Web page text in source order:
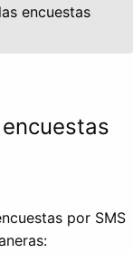
encuestas
por SMS